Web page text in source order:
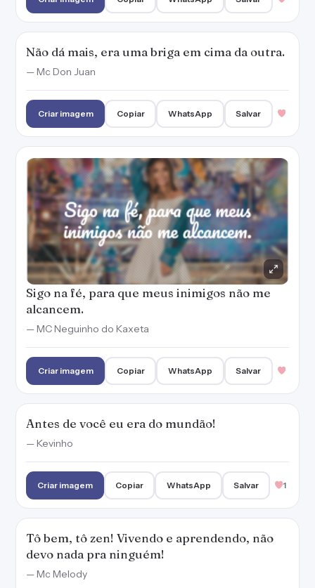
Não dá mais, era uma briga em cima da outra.
— Mc Don Juan
Criar imagem Copiar WhatsApp Salvar
Sigo na fé, para que meus inimigos não me
alcancem.
— MC Neguinho do Kaxeta
Criar imagem Copiar WhatsApp Salvar
Antes de você eu era do mundão!
— Kevinho
Criar imagem Copiar WhatsApp Salvar 1
Tô bem, tô zen! Vivendo e aprendendo, não
devo nada pra ninguém!
— Mc Melody